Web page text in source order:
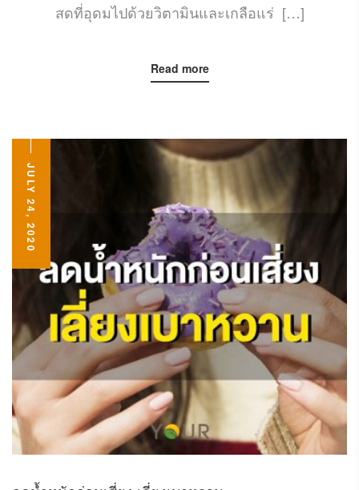
สดที่อุดมไปด้วยวิตามินและเกลือแร่ […]
Read more
JULY 24, 2020